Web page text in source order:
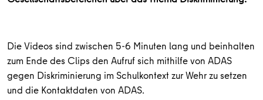
Die Videos sind zwischen 5-6 Minuten lang und beinhalten
zum Ende des Clips den Aufruf sich mithilfe von ADAS
gegen Diskriminierung im Schulkontext zur Wehr zu setzen
und die Kontaktdaten von ADAS.